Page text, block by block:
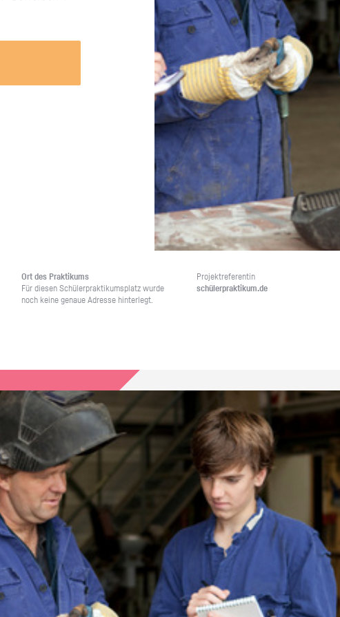
Unternehmen lohnt, wie man sich
vorbereitet und wie ein Vorab-Anruf
auf dich neugierig
Ort des Prak­ti­kums
Für die­sen Schü­ler­prak­ti­kums­platz wurde
noch keine ge­naue Adres­se hin­ter­legt.
Pro­jekt­re­fe­ren­tin
schü­ler­prak­ti­kum.de